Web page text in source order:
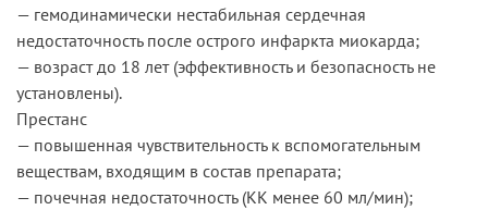
— гемодинамически нестабильная сердечная
недостаточность после острого инфаркта миокарда;
— возраст до 18 лет (эффективность и безопасность не
установлены).
Престанс
— повышенная чувствительность к вспомогательным
веществам, входящим в состав препарата;
— почечная недостаточность (КК менее 60 мл/мин);